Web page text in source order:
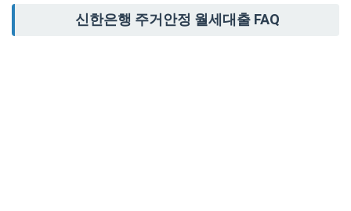
신한은행 주거안정 월세대출 FAQ